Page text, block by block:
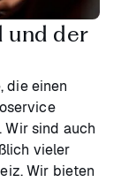
und der
die einen
Wir sind auch
vieler
Wir bieten